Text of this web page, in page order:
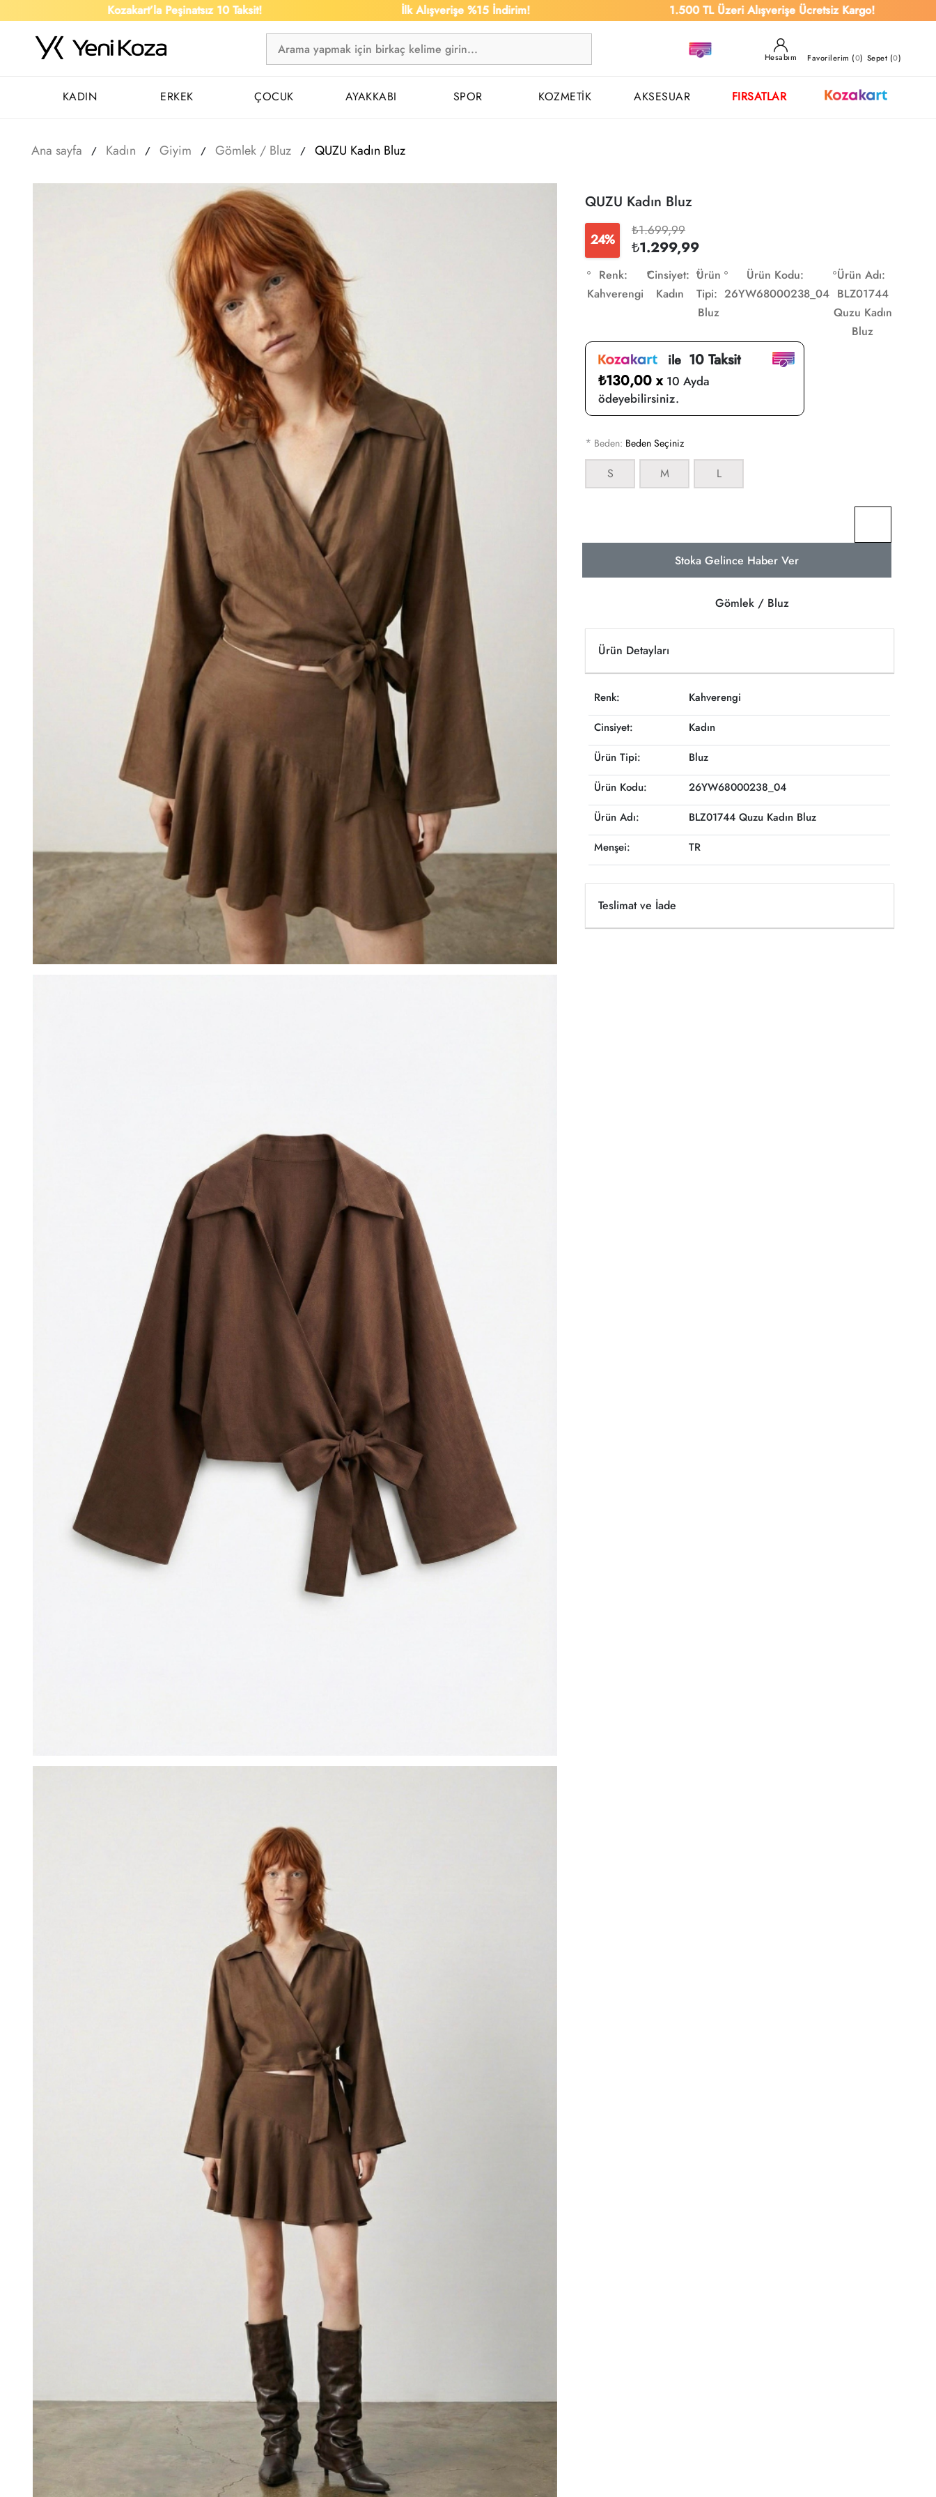
Kozakart’la Peşinatsız 10 Taksit! İlk Alışverişe %15 İndirim! 1.500 TL Üzeri Alışverişe Ücretsiz Kargo!
Hesabım Favorilerim (0) Sepet (0)
KADIN ERKEK ÇOCUK AYAKKABI SPOR KOZMETİK AKSESUAR FIRSATLAR
Ana sayfa Kadın Giyim Gömlek / Bluz QUZU Kadın Bluz
QUZU Kadın Bluz
24%
₺1.699,99
₺1.299,99
Renk:
Kahverengi
Cinsiyet:
Kadın
Ürün
Tipi:
Bluz
Ürün Kodu:
26YW68000238_04
Ürün Adı:
BLZ01744
Quzu Kadın
Bluz
ile10 Taksit
₺130,00 x 10 Ayda
ödeyebilirsiniz.
* Beden: Beden Seçiniz
S M L
Stoka Gelince Haber Ver
Gömlek / Bluz
Ürün Detayları
Renk:
Kahverengi
Cinsiyet:
Kadın
Ürün Tipi:
Bluz
Ürün Kodu:
26YW68000238_04
Ürün Adı:
BLZ01744 Quzu Kadın Bluz
Menşei:
TR
Teslimat ve İade